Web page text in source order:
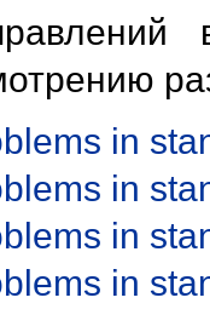
in
in
in
in